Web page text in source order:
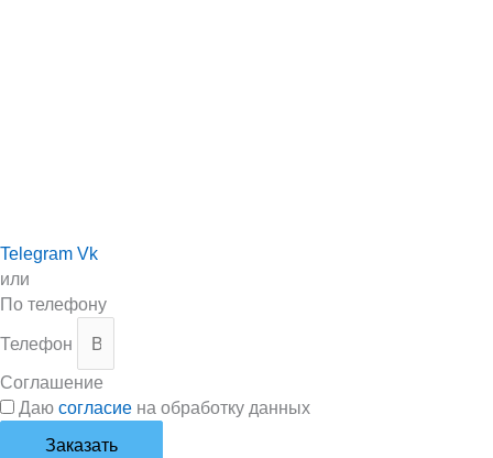
Telegram Vk
или
По телефону
Телефон
Соглашение
Даю согласие на обработку данных
Заказать